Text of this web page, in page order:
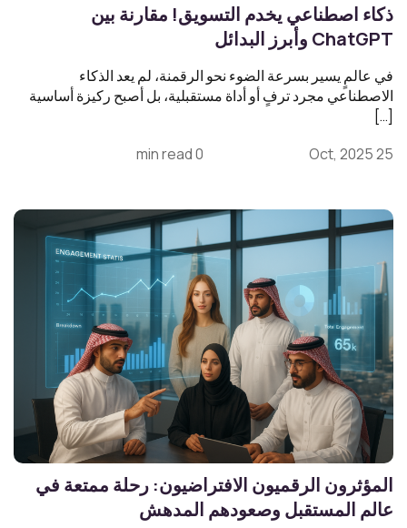
ذكاء اصطناعي يخدم التسويق! مقارنة بين
ChatGPT وأبرز البدائل
في عالمٍ يسير بسرعة الضوء نحو الرقمنة، لم يعد الذكاء
الاصطناعي مجرد ترفٍ أو أداة مستقبلية، بل أصبح ركيزة أساسية
[…]
25 Oct, 2025
0 min read
المؤثرون الرقميون الافتراضيون: رحلة ممتعة في
عالم المستقبل وصعودهم المدهش